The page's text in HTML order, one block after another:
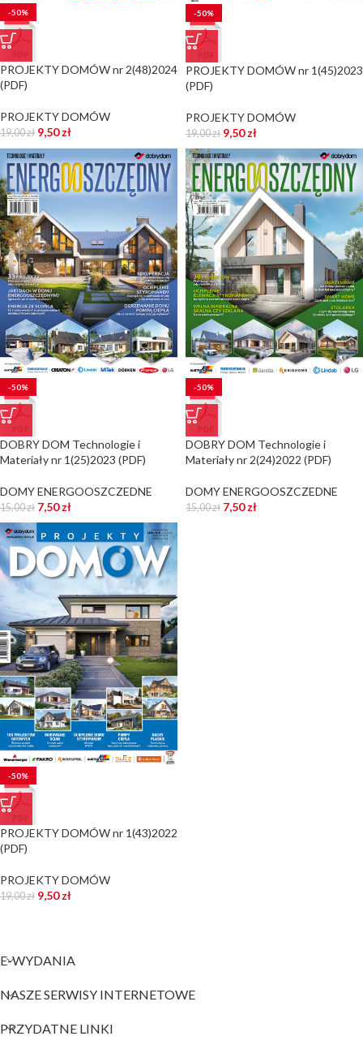
-50%
PROJEKTY DOMÓW nr 2(48)2024
(PDF)
PROJEKTY DOMÓW
19,00zł 9,50zł
-50%
PROJEKTY DOMÓW nr 1(45)2023
(PDF)
PROJEKTY DOMÓW
19,00zł 9,50zł
-50%
DOBRY DOM Technologie i
Materiały nr 1(25)2023 (PDF)
DOMY ENERGOOSZCZEDNE
15,00zł 7,50zł
-50%
DOBRY DOM Technologie i
Materiały nr 2(24)2022 (PDF)
DOMY ENERGOOSZCZEDNE
15,00zł 7,50zł
-50%
PROJEKTY DOMÓW nr 1(43)2022
(PDF)
PROJEKTY DOMÓW
19,00zł 9,50zł
E-WYDANIA
NASZE SERWISY INTERNETOWE
PRZYDATNE LINKI